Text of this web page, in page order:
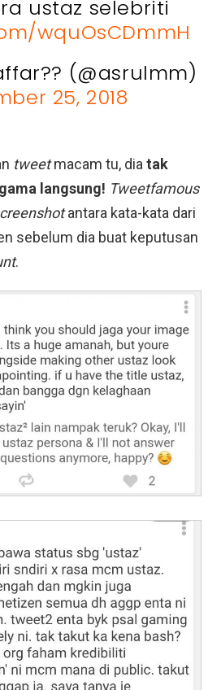
ustaz selebriti
wquOsCDmmH
(@asrulmm)
25, 2018
tweetmacam tu, dia tak
langsung! Tweetfamous
antara kata-kata dari
sebelum dia buat keputusan
.